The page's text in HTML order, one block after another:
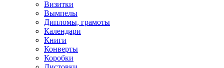
Визитки
Вымпелы
Дипломы, грамоты
Календари
Книги
Конверты
Коробки